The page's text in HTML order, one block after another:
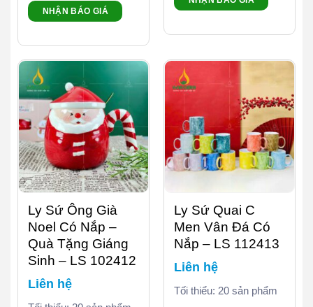
NHẬN BÁO GIÁ
Ly Sứ Ông Già
Noel Có Nắp –
Quà Tặng Giáng
Sinh – LS 102412
Liên hệ
Ly Sứ Quai C
Men Vân Đá Có
Nắp – LS 112413
Liên hệ
Tối thiểu: 20 sản phẩm